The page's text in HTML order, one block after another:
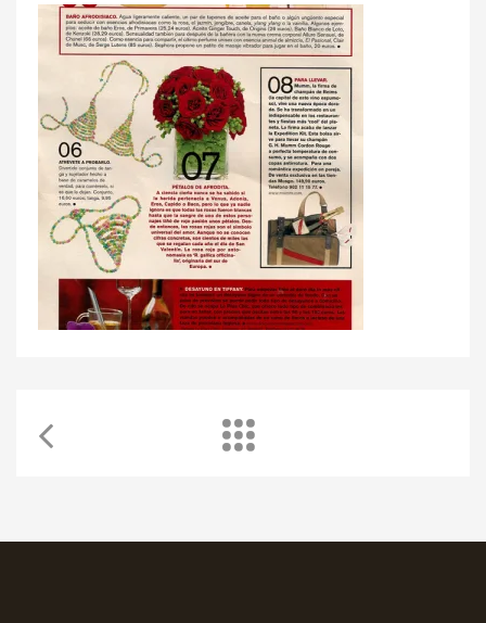
alvaro@alvarocastro.com